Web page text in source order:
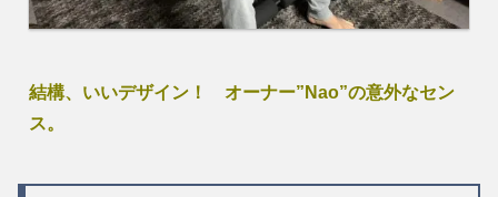
結構、いいデザイン！ オーナー”Nao”の意外なセン
ス。